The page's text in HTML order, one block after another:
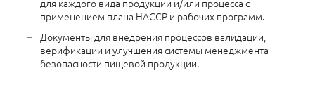
применением плана НАССР и рабочих программ.
Документы для внедрения процессов валидации,
верификации и улучшения системы менеджмента
безопасности пищевой продукции.